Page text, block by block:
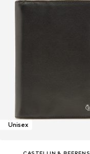
Unisex
CASTELIJN & BEERENS